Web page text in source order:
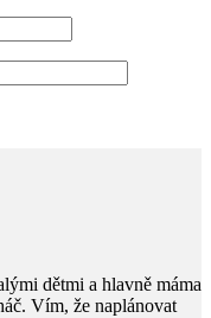
dětmi a hlavně máma
Vím, že naplánovat